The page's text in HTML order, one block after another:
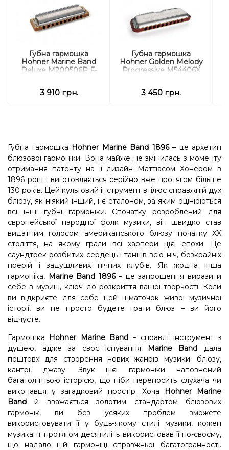
Губна гармошка
Hohner Marine Band
Deluxe M200506P F-
3 910 грн.
Губна гармошка
Hohner Golden Melody
Progressive M54406X
3 450 грн.
Губна гармошка Hohner Marine Band 1896 – це архетип
блюзової гармоніки. Вона майже не змінилась з моменту
отримання патенту на її дизайн Маттіасом Хонером в
1896 році і виготовляється серійно вже протягом більше
130 років. Цей культовий інструмент втілює справжній дух
блюзу, як ніякий інший, і є еталоном, за яким оцінюються
всі інші губні гармоніки. Спочатку розроблений для
європейської народної фолк музики, він швидко став
видатним голосом американського блюзу початку XX
століття, на якому грали всі харпери цієї епохи. Це
саундтрек розбитих сердець і танців всю ніч, безкрайніх
прерій і задушливих нічних клубів. Як жодна інша
гармоніка, Marine Band 1896– це запрошення виразити
себе в музиці, ключ до розкриття вашої творчості. Коли
ви відкриєте для себе цей шматочок живої музичної
історії, ви не просто будете грати блюз – ви його
відчуєте.
Гармошка Hohner Marine Band – справді інструмент з
душею, адже за своє існування Marine Band дала
поштовх для створення нових жанрів музики: блюзу,
кантрі, джазу. Звук цієї гармоніки наповнений
багатолітньою історією, що ніби переносить слухача чи
виконавця у загадковий простір. Хоча
Hohner Marine
Band й вважається золотим стандартом блюзових
гармонік, ви без усяких проблем зможете
використовувати її у будь-якому стилі музики, кожен
музикант протягом десятиліть використовав її по-своєму,
що надало цій гармоніці справжньої багатогранності.